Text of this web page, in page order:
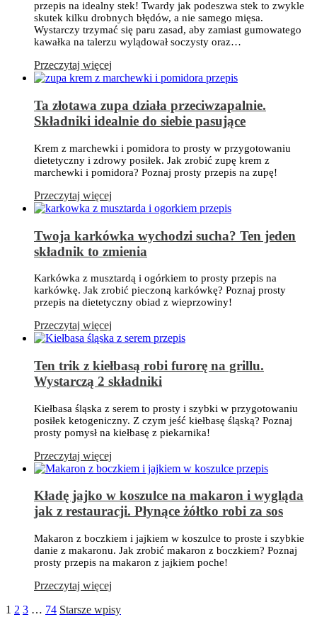
przepis na idealny stek! Twardy jak podeszwa stek to zwykle
skutek kilku drobnych błędów, a nie samego mięsa.
Wystarczy trzymać się paru zasad, aby zamiast gumowatego
kawałka na talerzu wylądował soczysty oraz…
Przeczytaj więcej
Ta złotawa zupa działa przeciwzapalnie.
Składniki idealnie do siebie pasujące
Krem z marchewki i pomidora to prosty w przygotowaniu
dietetyczny i zdrowy posiłek. Jak zrobić zupę krem z
marchewki i pomidora? Poznaj prosty przepis na zupę!
Przeczytaj więcej
Twoja karkówka wychodzi sucha? Ten jeden
składnik to zmienia
Karkówka z musztardą i ogórkiem to prosty przepis na
karkówkę. Jak zrobić pieczoną karkówkę? Poznaj prosty
przepis na dietetyczny obiad z wieprzowiny!
Przeczytaj więcej
Ten trik z kiełbasą robi furorę na grillu.
Wystarczą 2 składniki
Kiełbasa śląska z serem to prosty i szybki w przygotowaniu
posiłek ketogeniczny. Z czym jeść kiełbasę śląską? Poznaj
prosty pomysł na kiełbasę z piekarnika!
Przeczytaj więcej
Kładę jajko w koszulce na makaron i wygląda
jak z restauracji. Płynące żółtko robi za sos
Makaron z boczkiem i jajkiem w koszulce to proste i szybkie
danie z makaronu. Jak zrobić makaron z boczkiem? Poznaj
prosty przepis na makaron z jajkiem poche!
Przeczytaj więcej
1 2 3 … 74 Starsze wpisy